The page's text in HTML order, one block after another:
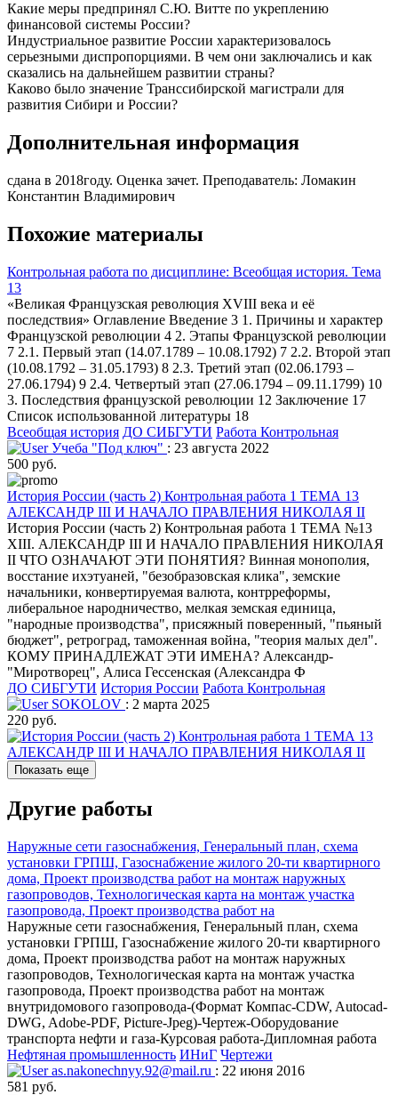
Какие меры предпринял С.Ю. Витте по укреплению
финансовой системы России?
Индустриальное развитие России характеризовалось
серьезными диспропорциями. В чем они заключались и как
сказались на дальнейшем развитии страны?
Каково было значение Транссибирской магистрали для
развития Сибири и России?
Дополнительная информация
сдана в 2018году. Оценка зачет. Преподаватель: Ломакин
Константин Владимирович
Похожие материалы
Контрольная работа по дисциплине: Всеобщая история. Тема
13
«Великая Французская революция XVIII века и её
последствия» Оглавление Введение 3 1. Причины и характер
Французской революции 4 2. Этапы Французской революции
7 2.1. Первый этап (14.07.1789 – 10.08.1792) 7 2.2. Второй этап
(10.08.1792 – 31.05.1793) 8 2.3. Третий этап (02.06.1793 –
27.06.1794) 9 2.4. Четвертый этап (27.06.1794 – 09.11.1799) 10
3. Последствия французской революции 12 Заключение 17
Список использованной литературы 18
Всеобщая история ДО СИБГУТИ Работа Контрольная
Учеба "Под ключ" : 23 августа 2022
500 руб.
История России (часть 2) Контрольная работа 1 ТЕМА 13
АЛЕКСАНДР III И НАЧАЛО ПРАВЛЕНИЯ НИКОЛАЯ II
История России (часть 2) Контрольная работа 1 ТЕМА №13
XIII. АЛЕКСАНДР III И НАЧАЛО ПРАВЛЕНИЯ НИКОЛАЯ
II ЧТО ОЗНАЧАЮТ ЭТИ ПОНЯТИЯ? Винная монополия,
восстание ихэтуаней, "безобразовская клика", земские
начальники, конвертируемая валюта, контрреформы,
либеральное народничество, мелкая земская единица,
"народные производства", присяжный поверенный, "пьяный
бюджет", ретроград, таможенная война, "теория малых дел".
КОМУ ПРИНАДЛЕЖАТ ЭТИ ИМЕНА? Александр-
"Миротворец", Алиса Гессенская (Александра Ф
ДО СИБГУТИ История России Работа Контрольная
SOKOLOV : 2 марта 2025
220 руб.
Показать еще
Другие работы
Наружные сети газоснабжения, Генеральный план, схема
установки ГРПШ, Газоснабжение жилого 20-ти квартирного
дома, Проект производства работ на монтаж наружных
газопроводов, Технологическая карта на монтаж участка
газопровода, Проект производства работ на
Наружные сети газоснабжения, Генеральный план, схема
установки ГРПШ, Газоснабжение жилого 20-ти квартирного
дома, Проект производства работ на монтаж наружных
газопроводов, Технологическая карта на монтаж участка
газопровода, Проект производства работ на монтаж
внутридомового газопровода-(Формат Компас-CDW, Autocad-
DWG, Adobe-PDF, Picture-Jpeg)-Чертеж-Оборудование
транспорта нефти и газа-Курсовая работа-Дипломная работа
Нефтяная промышленность ИНиГ Чертежи
as.nakonechnyy.92@mail.ru : 22 июня 2016
581 руб.